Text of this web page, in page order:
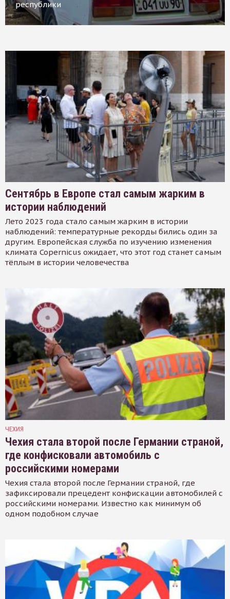
республики
Сентябрь в Европе стал самым жарким в
истории наблюдений
Лето 2023 года стало самым жарким в истории
наблюдений: температурные рекорды бились один за
другим. Европейская служба по изучению изменения
климата Copernicus ожидает, что этот год станет самым
тёплым в истории человечества
ЧЕХИЯ
Чехия стала второй после Германии страной,
где конфисковали автомобиль с
российскими номерами
Чехия стала второй после Германии страной, где
зафиксировали прецедент конфискации автомобилей с
российскими номерами. Известно как минимум об
одном подобном случае